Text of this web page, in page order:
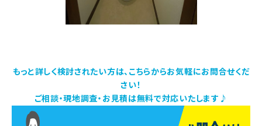
もっと詳しく検討されたい方は、こちらからお気軽にお問合せくだ
さい！
ご相談・現地調査・お見積は無料で対応いたします♪